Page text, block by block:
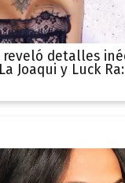
reveló detalles
Joaqui y Luck